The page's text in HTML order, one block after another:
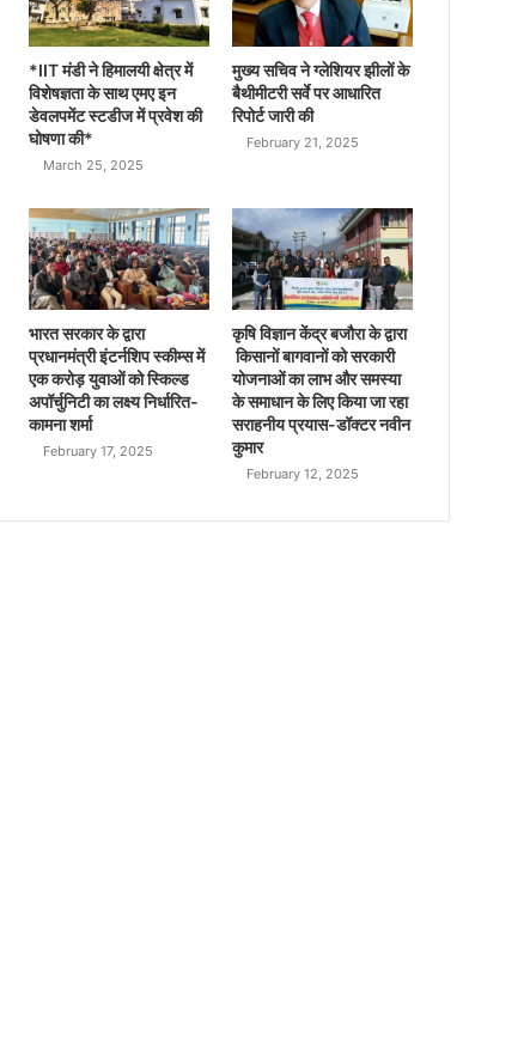
*IIT मंडी ने हिमालयी क्षेत्र में
विशेषज्ञता के साथ एमए इन
डेवलपमेंट स्टडीज में प्रवेश की
घोषणा की*
March 25, 2025
मुख्य सचिव ने ग्लेशियर झीलों के
बैथीमीटरी सर्वे पर आधारित
रिपोर्ट जारी की
February 21, 2025
भारत सरकार के द्वारा
प्रधानमंत्री इंटर्नशिप स्कीम्स में
एक करोड़ युवाओं को स्किल्ड
अपॉर्चुनिटी का लक्ष्य निर्धारित-
कामना शर्मा
February 17, 2025
कृषि विज्ञान केंद्र बजौरा के द्वारा
किसानों बागवानों को सरकारी
योजनाओं का लाभ और समस्या
के समाधान के लिए किया जा रहा
सराहनीय प्रयास-डॉक्टर नवीन
कुमार
February 12, 2025